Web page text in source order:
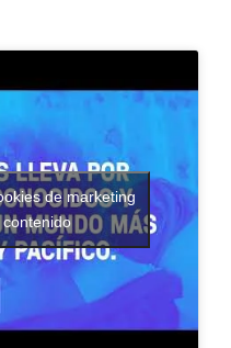
de marketing